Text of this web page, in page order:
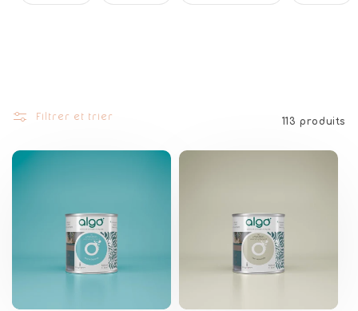
Filtrer et trier 113 produits